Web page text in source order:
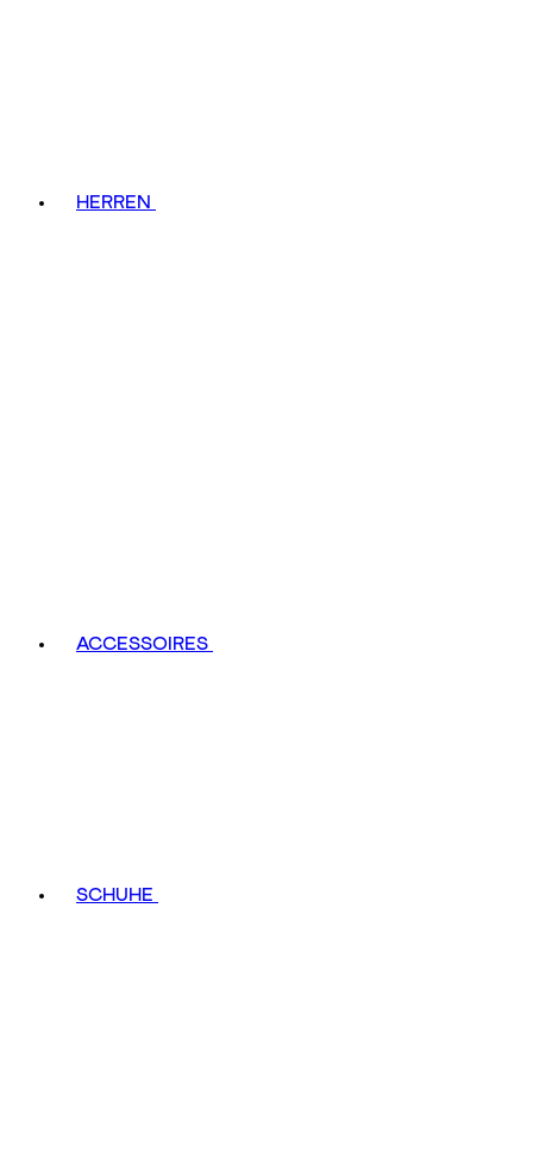
HERREN
ACCESSOIRES
SCHUHE